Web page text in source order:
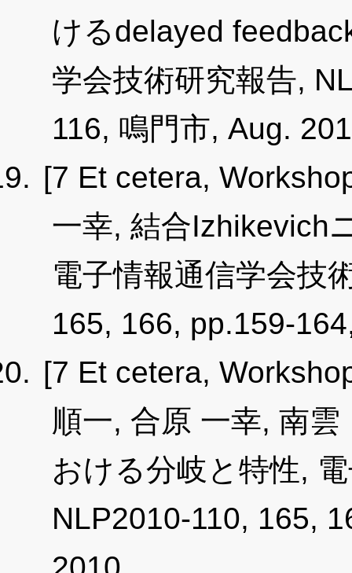
けるdelayed
学会技術研究報告,
116, 鳴門市, Aug.
[7 Et cetera,
一幸, 結合Izhikevich
電子情報通信学会技
165, 166, pp.159-
[7 Et cetera,
順一, 合原 一幸, 南
おける分岐と特性,
NLP2010-110, 165,